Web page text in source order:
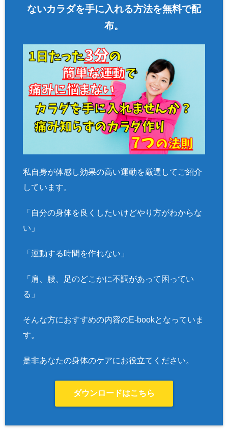
/home/asa
blic_html/w
ugins/sns-c
on
ないカラダを手に入れる方法を無料で配
布。
私自身が体感し効果の高い運動を厳選してご紹介
しています。
「自分の身体を良くしたいけどやり方がわからな
い」
「運動する時間を作れない」
「肩、腰、足のどこかに不調があって困ってい
る」
そんな方におすすめの内容のE-bookとなっていま
す。
是非あなたの身体のケアにお役立てください。
ダウンロードはこちら